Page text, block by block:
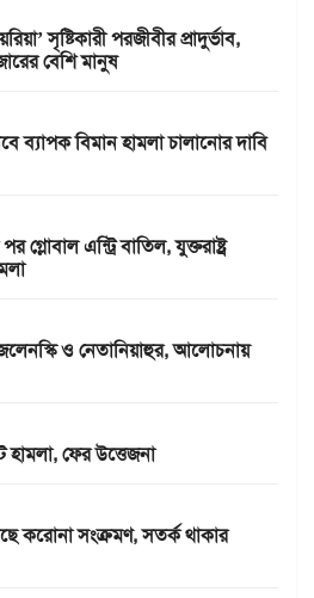
সৃষ্টিকারী পরজীবীর প্রাদুর্ভাব,
বেশি মানুষ
ব্যাপক বিমান হামলা চালানোর দাবি
গ্লোবাল এন্ট্রি বাতিল, যুক্তরাষ্ট্র
ও নেতানিয়াহুর, আলোচনায়
হামলা, ফের উত্তেজনা
করোনা সংক্রমণ, সতর্ক থাকার